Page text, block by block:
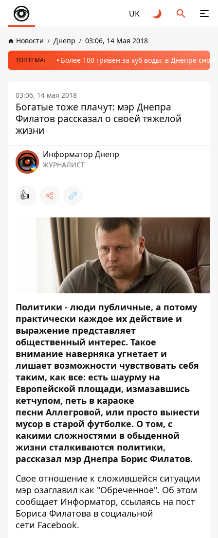
UK
Новости Днепр 03:06, 14 Мая 2018
ТОПТЕМА: Более 100 гривен за куб воды: в Днепре
03:06, 14 мая 2018
Богатые тоже плачут: мэр Днепра
Филатов рассказал о своей тяжелой
жизни
Информатор Днепр
ЖУРНАЛИСТ
👍
Политики - люди публичные, а потому
практически каждое их действие и
выражение представляет
общественный интерес. Такое
внимание наверняка угнетает и
лишает возможности чувствовать себя
таким, как все: есть шаурму на
Европейской площади, измазавшись
кетчупом, петь в караоке
песни Аллегровой, или просто вынести
мусор в старой футболке. О том, с
какими сложностями в обыденной
жизни сталкиваются политики,
рассказал мэр Днепра Борис Филатов.
Свое отношение к сложившейся ситуации
мэр озаглавил как "Обреченное". Об этом
сообщает Информатор, ссылаясь на пост
Бориса Филатова в социальной
сети Facebook.